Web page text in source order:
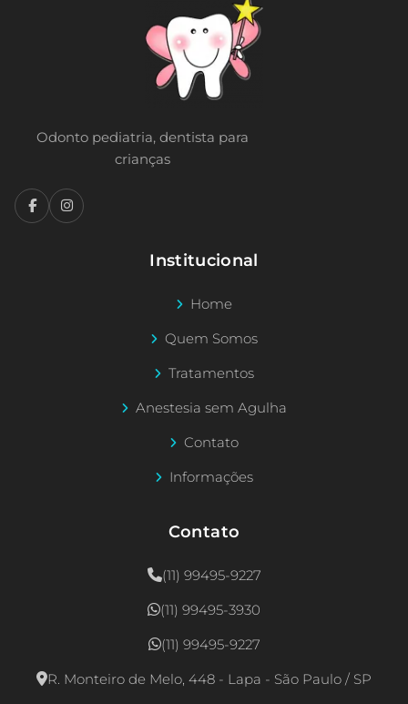
Odonto pediatria, dentista para
crianças
Institucional
Home
Quem Somos
Tratamentos
Anestesia sem Agulha
Contato
Informações
Contato
(11) 99495-9227
(11) 99495-3930
(11) 99495-9227
R. Monteiro de Melo, 448 - Lapa - São Paulo / SP